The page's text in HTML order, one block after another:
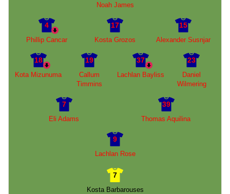
Noah James
4
Phillip Cancar
17
Kosta Grozos
15
Alexander Susnjar
18
Kota Mizunuma
19
Callum
Timmins
37
Lachlan Bayliss
23
Daniel
Wilmering
7
Eli Adams
39
Thomas Aquilina
9
Lachlan Rose
7
Kosta Barbarouses